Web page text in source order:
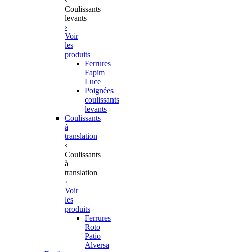
Coulissants
levants
›
Voir
les
produits
Ferrures
Fapim
Luce
Poignées
coulissants
levants
Coulissants
à
translation
‹
Coulissants
à
translation
›
Voir
les
produits
Ferrures
Roto
Patio
Alversa